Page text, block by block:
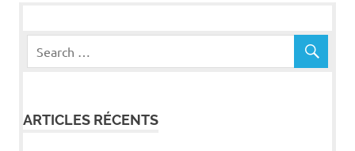
ARTICLES RÉCENTS